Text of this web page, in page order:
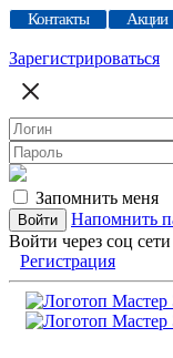
Контакты Акции
Зарегистрироваться
Запомнить меня
Напомнить
Войти через соц сети
Регистрация